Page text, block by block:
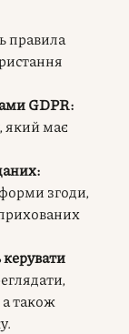
правила
GDPR:
який має
згоди,
а також